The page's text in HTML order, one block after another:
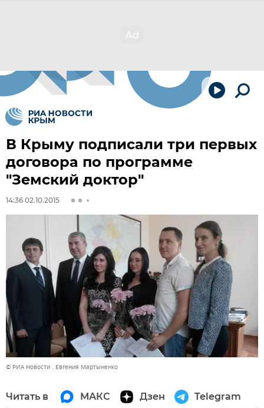
В Крыму подписали три первых
договора по программе
"Земский доктор"
14:36 02.10.2015
© РИА Новости . Евгения Мартыненко
Читать в МАКС Дзен Telegram